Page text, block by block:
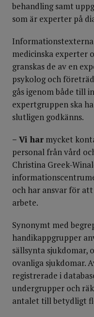
behandling samt
som är experter på
medicinska experter
granskas de av en
psykolog och
gås igenom både till
expertgruppen ska
slutligen godkänns.
– Vi har mycket
personal från vård
Christina Greek-
och har ansvar för
arbete.
Synonymt med
handikappgrupper
sällsynta sjukdomar,
ovanliga sjukdomar.
registrerade i
undergrupper och
antalet till betydligt